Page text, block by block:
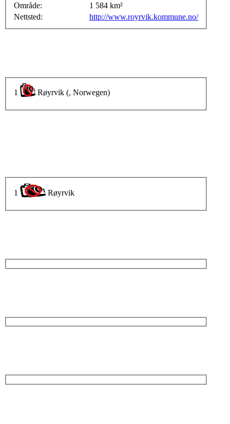
Område:
1 584 km²
Nettsted:
http://www.royrvik.kommune.no/
1 Røyrvik (, Norwegen)
1 Røyrvik